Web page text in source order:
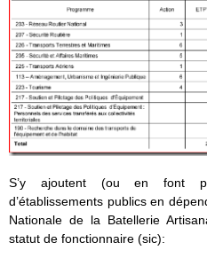
S’y ajoutent (ou en font
d’établissements publics en
Nationale de la Batellerie
statut de fonctionnaire (sic):